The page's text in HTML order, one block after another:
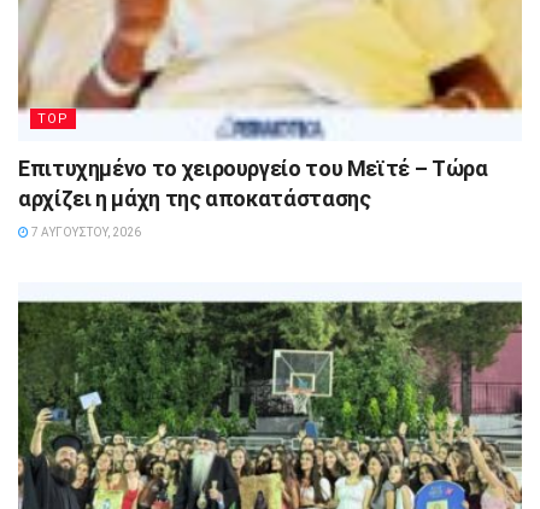
TOP
Επιτυχημένο το χειρουργείο του Μεϊτέ – Τώρα
αρχίζει η μάχη της αποκατάστασης
7 ΑΥΓΟΎΣΤΟΥ, 2026